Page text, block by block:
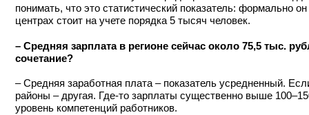
понимать, что это статистический показатель: формально
центрах стоит на учете порядка 5 тысяч человек.
– Средняя зарплата в регионе сейчас около 75,5 тыс.
сочетание?
– Средняя заработная плата – показатель усредненный.
районы – другая. Где‑то зарплаты существенно выше
уровень компетенций работников.